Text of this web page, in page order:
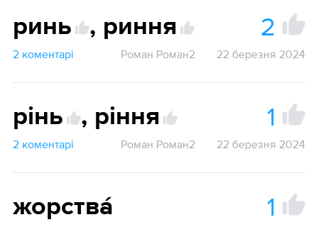
ринь , риння 2
2 коментарі Роман Роман2 22 березня 2024
рінь , ріння 1
2 коментарі Роман Роман2 22 березня 2024
жорства́ 1